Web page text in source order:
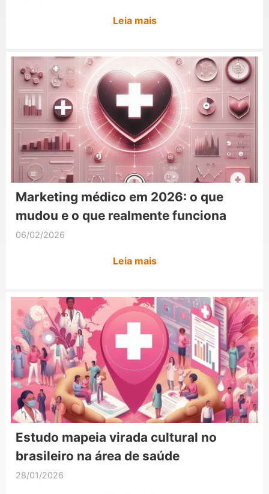
Leia mais
Marketing médico em 2026: o que
mudou e o que realmente funciona
06/02/2026
Leia mais
Estudo mapeia virada cultural no
brasileiro na área de saúde
28/01/2026